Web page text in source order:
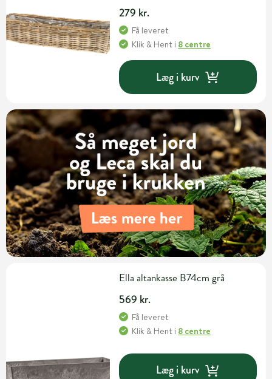
279 kr.
Få leveret
Klik & Hent i 8 centre
Læg i kurv
Ella altankasse B74cm grå
569 kr.
Få leveret
Klik & Hent i 8 centre
Læg i kurv